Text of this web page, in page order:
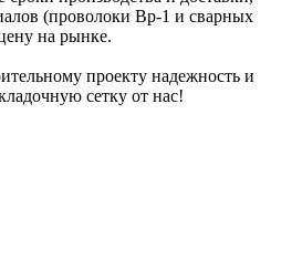
(проволоки Вр-1 и сварных
на рынке.
проекту надежность и
сетку от нас!